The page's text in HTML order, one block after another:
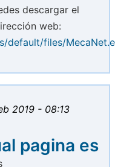
descargar el
web:
default/files/
2019 - 08:13
pagina es